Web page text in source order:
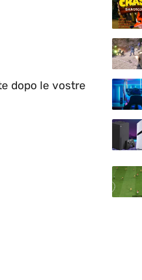
dopo le vostre